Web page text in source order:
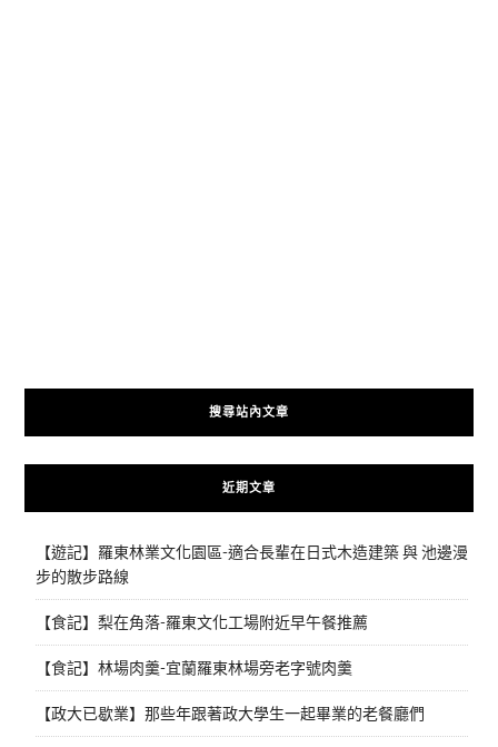
搜尋站內文章
近期文章
【遊記】羅東林業文化園區-適合長輩在日式木造建築 與 池邊漫
步的散步路線
【食記】梨在角落-羅東文化工場附近早午餐推薦
【食記】林場肉羹-宜蘭羅東林場旁老字號肉羹
【政大已歇業】那些年跟著政大學生一起畢業的老餐廳們